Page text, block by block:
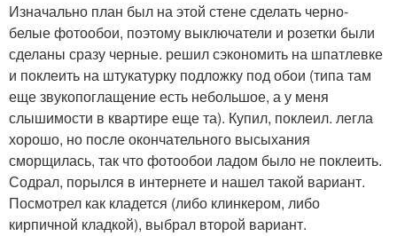
Изначально план был на этой стене сделать черно-
белые фотообои, поэтому выключатели и розетки были
сделаны сразу черные. решил сэкономить на шпатлевке
и поклеить на штукатурку подложку под обои (типа там
еще звукопоглащение есть небольшое, а у меня
слышимости в квартире еще та). Купил, поклеил. легла
хорошо, но после окончательного высыхания
сморщилась, так что фотообои ладом было не поклеить.
Содрал, порылся в интернете и нашел такой вариант.
Посмотрел как кладется (либо клинкером, либо
кирпичной кладкой), выбрал второй вариант.